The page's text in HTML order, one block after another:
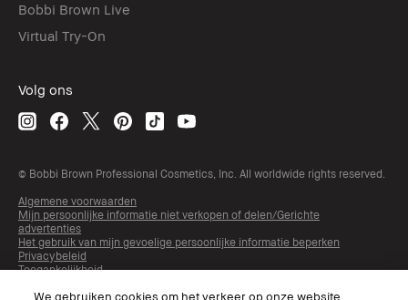
Bobbi Brown Live
Virtual Try-On
Volg ons
© Bobbi Brown Professional Cosmetics, Inc. All worldwide rights reserved.
Algemene voorwaarden
Mijn persoonlijke informatie niet verkopen of delen/Gerichte
advertenties
Het gebruik van mijn gevoelige persoonlijke informatie beperken
Privacybeleid
Toegankelijkheid
We gebruiken cookies om het verkeer op onze website